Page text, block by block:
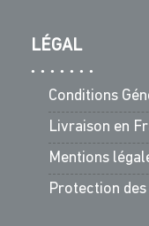
LÉGAL
Conditions
Livraison en
Mentions
Protection